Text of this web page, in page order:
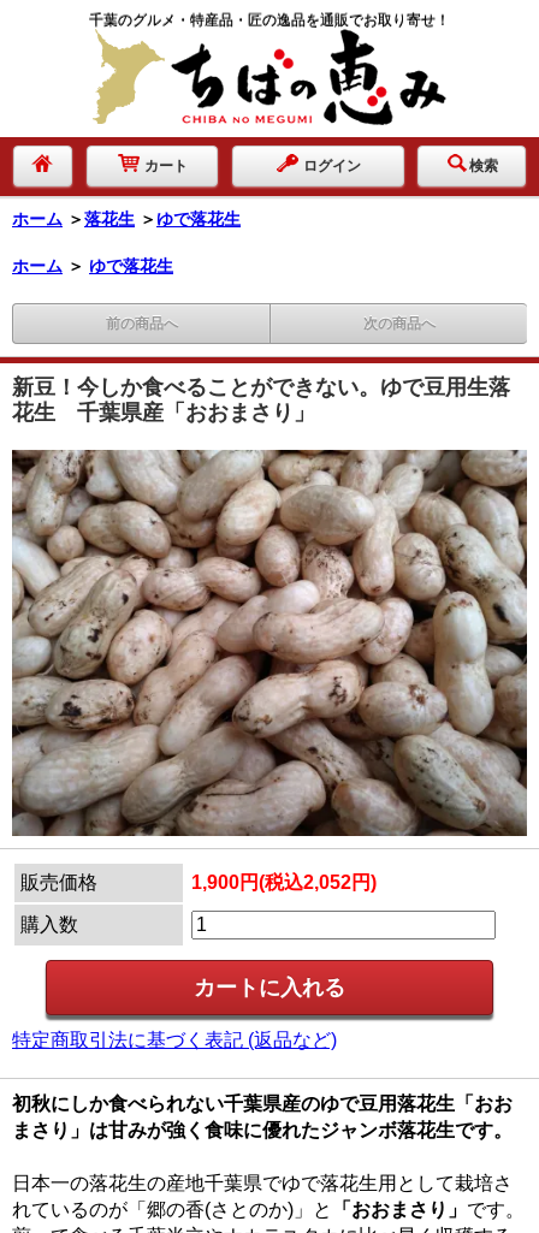
千葉のグルメ・特産品・匠の逸品を通販でお取り寄せ！
カート ログイン 検索
ホーム ＞落花生 ＞ ゆで落花生
ホーム ＞ ゆで落花生
前の商品へ 次の商品へ
新豆！今しか食べることができない。ゆで豆用生落
花生 千葉県産「おおまさり」
販売価格 1,900円(税込2,052円)
購入数
特定商取引法に基づく表記 (返品など)
初秋にしか食べられない千葉県産のゆで豆用落花生「おお
まさり」は甘みが強く食味に優れたジャンボ落花生です。
日本一の落花生の産地千葉県でゆで落花生用として栽培さ
れているのが「郷の香(さとのか)」と
「おおまさり」 です。